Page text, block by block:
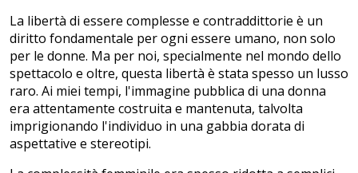
La libertà di essere complesse e contraddittorie è un
diritto fondamentale per ogni essere umano, non solo
per le donne. Ma per noi, specialmente nel mondo dello
spettacolo e oltre, questa libertà è stata spesso un lusso
raro. Ai miei tempi, l'immagine pubblica di una donna
era attentamente costruita e mantenuta, talvolta
imprigionando l'individuo in una gabbia dorata di
aspettative e stereotipi.